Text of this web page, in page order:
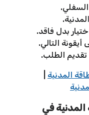
بدل فاقد.
التالي.
تقديم الطلب.
المدنية
المدنية في